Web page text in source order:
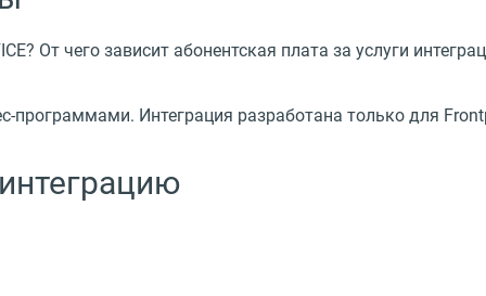
От чего зависит абонентская плата за услуги
программами. Интеграция разработана только для